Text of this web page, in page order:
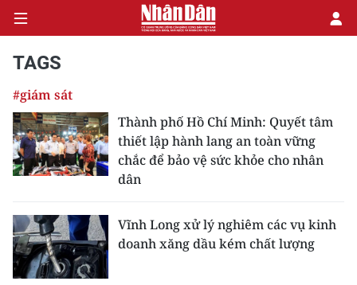
CHÍNH TRỊ
KINH TẾ
XÃ HỘI
PHÁP LUẬT
TAGS
#giám sát
Thành phố Hồ Chí Minh: Quyết tâm
thiết lập hành lang an toàn vững
chắc để bảo vệ sức khỏe cho nhân
dân
Vĩnh Long xử lý nghiêm các vụ kinh
doanh xăng dầu kém chất lượng